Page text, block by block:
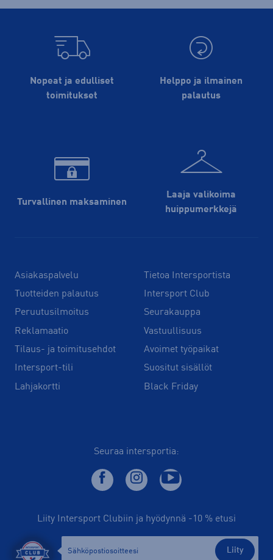
Nopeat ja edulliset
toimitukset
Helppo ja ilmainen
palautus
Turvallinen maksaminen
Laaja valikoima
huippu­merkkejä
Asiakaspalvelu
Tuotteiden palautus
Peruutusilmoitus
Reklamaatio
Tilaus- ja toimitusehdot
Intersport-tili
Lahjakortti
Tietoa Intersportista
Intersport Club
Seurakauppa
Vastuullisuus
Avoimet työpaikat
Suositut sisällöt
Black Friday
Seuraa intersportia:
Liity Intersport Clubiin ja hyödynnä -10 % etusi
Liity